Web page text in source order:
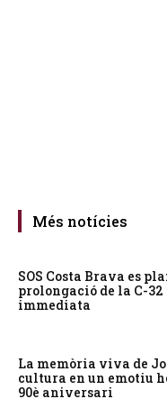
Més notícies
SOS Costa Brava es
prolongació de la C-
immediata
La memòria viva de
cultura en un emotiu
90è aniversari